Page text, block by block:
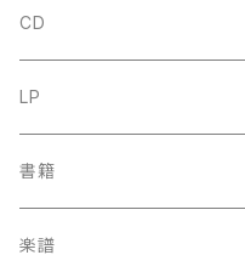
CD
古楽
中古CD
鍋島元子関連CD
古楽以外
中古CD
LP
古楽
中古LP
古楽以外
書籍
古楽関係
楽譜